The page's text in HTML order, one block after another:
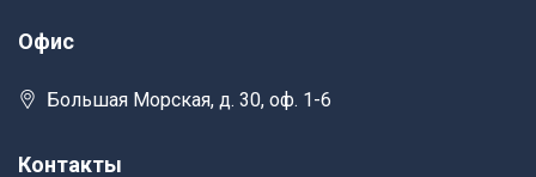
Офис
Большая Морская, д. 30, оф. 1-6
Контакты